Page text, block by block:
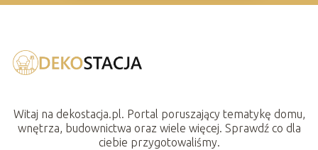
Witaj na dekostacja.pl. Portal poruszający tematykę domu,
wnętrza, budownictwa oraz wiele więcej. Sprawdź co dla
ciebie przygotowaliśmy.